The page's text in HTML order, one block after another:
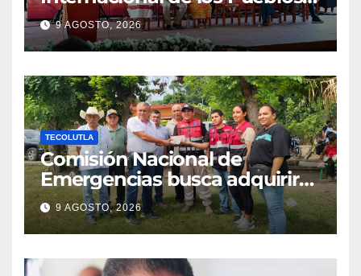
Indígenas
9 AGOSTO, 2026
TECOLUTLA
Comisión Nacional de
Emergencias busca adquirir
ambulancia para la
subdelegación de Hueytepec
9 AGOSTO, 2026